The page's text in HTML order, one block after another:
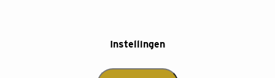
Instellingen